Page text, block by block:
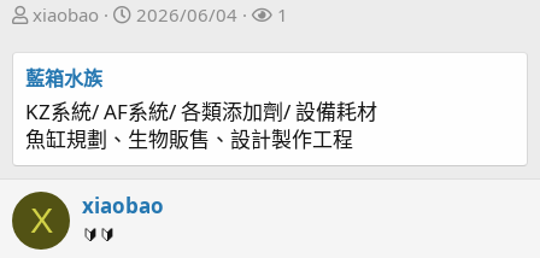
主
發
起
人
xiaobao
開
2026/06/04
關
1
藍箱水族
KZ系統/ AF系統/ 各類添加劑/ 設備耗材
魚缸規劃、生物販售、設計製作工程
X xiaobao
🔰🔰